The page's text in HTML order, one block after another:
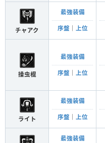
チャアク
最強装備
序盤 上位
操虫棍
最強装備
序盤 上位
ライト
最強装備
序盤 上位
最強装備